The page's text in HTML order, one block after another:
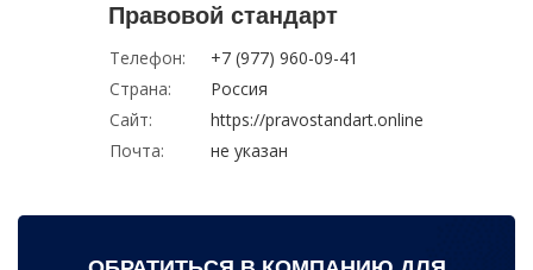
Правовой стандарт
Телефон:
+7 (977) 960-09-41
Страна:
Россия
Сайт:
https://pravostandart.online
Почта:
не указан